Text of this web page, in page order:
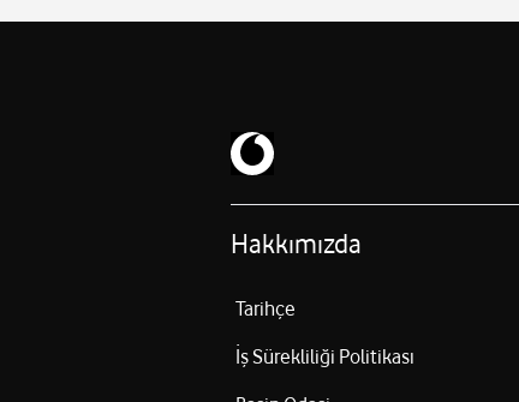
Hakkımızda
Tarihçe
İş Sürekliliği Politikası